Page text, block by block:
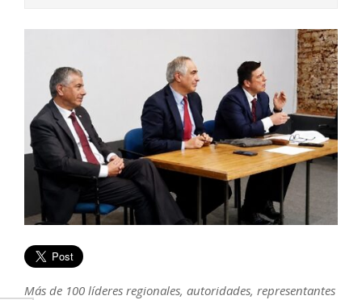
Más de 100 líderes regionales, autoridades, representantes